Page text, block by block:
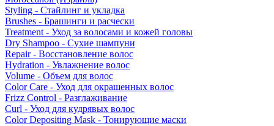
Styling - Стайлинг и укладка
Brushes - Брашинги и расчески
Treatment - Уход за волосами и кожей головы
Dry Shampoo - Сухие шампуни
Repair - Восстановление волос
Hydration - Увлажнение волос
Volume - Объем для волос
Color Care - Уход для окрашенных волос
Frizz Control - Разглаживание
Curl - Уход для кудрявых волос
Color Depositing Mask - Тонирующие маски